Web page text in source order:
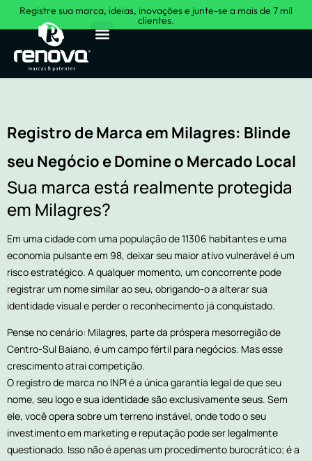
Registre sua marca, ideias, inovações e junte-se a mais de 7 mil
clientes.
Registro de Marca em Milagres: Blinde
seu Negócio e Domine o Mercado Local
Sua marca está realmente protegida
em Milagres?
Em uma cidade com uma população de 11306 habitantes e uma
economia pulsante em 98, deixar seu maior ativo vulnerável é um
risco estratégico. A qualquer momento, um concorrente pode
registrar um nome similar ao seu, obrigando-o a alterar sua
identidade visual e perder o reconhecimento já conquistado.
Pense no cenário: Milagres, parte da próspera mesorregião de
Centro-Sul Baiano, é um campo fértil para negócios. Mas esse
crescimento atrai competição.
O registro de marca no INPI é a única garantia legal de que seu
nome, seu logo e sua identidade são exclusivamente seus. Sem
ele, você opera sobre um terreno instável, onde todo o seu
investimento em marketing e reputação pode ser legalmente
questionado. Isso não é apenas um procedimento burocrático; é a